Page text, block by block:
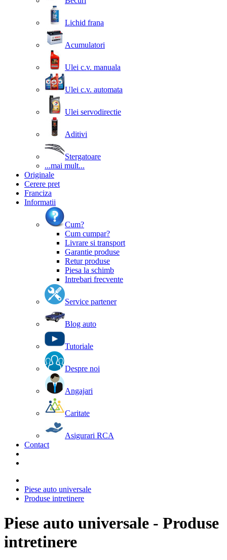
Lichid frana
Acumulatori
Ulei c.v. manuala
Ulei c.v. automata
Ulei servodirectie
Aditivi
Stergatoare
...mai mult...
Originale
Cerere pret
Franciza
Informatii
Cum?
Cum cumpar?
Livrare si transport
Garantie produse
Retur produse
Piesa la schimb
Intrebari frecvente
Service partener
Blog auto
Tutoriale
Despre noi
Angajari
Caritate
Asigurari RCA
Contact
Piese auto universale
Produse intretinere
Piese auto universale - Produse
intretinere